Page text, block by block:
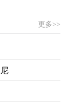
更多>>